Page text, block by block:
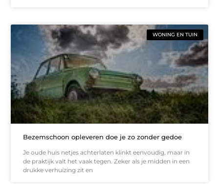
WONING EN TUIN
Bezemschoon opleveren doe je zo zonder gedoe
Je oude huis netjes achterlaten klinkt eenvoudig, maar in
de praktijk valt het vaak tegen. Zeker als je midden in een
drukke verhuizing zit en